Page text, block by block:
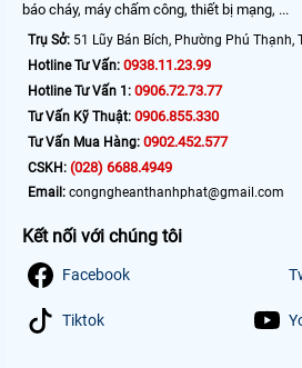
báo cháy, máy chấm công, thiết bị mạng, ...
Trụ Sở: 51 Lũy Bán Bích, Phường Phú Thạnh,
Hotline Tư Vấn: 0938.11.23.99
Hotline Tư Vấn 1: 0906.72.73.77
Tư Vấn Kỹ Thuật: 0906.855.330
Tư Vấn Mua Hàng: 0902.452.577
CSKH: (028) 6688.4949
Email: congngheanthanhphat@gmail.com
Kết nối với chúng tôi
Facebook
Tiktok